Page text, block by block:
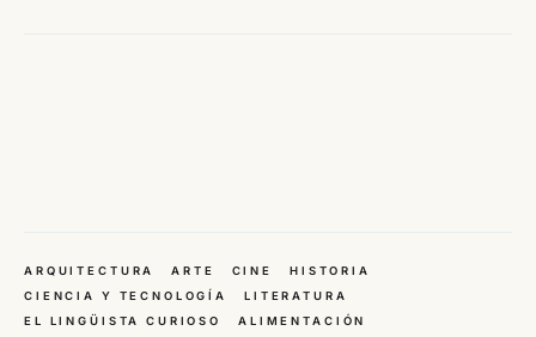
ARQUITECTURA ARTE CINE
HISTORIA
CIENCIA Y TECNOLOGÍA
LITERATURA
EL LINGÜISTA CURIOSO
ALIMENTACIÓN